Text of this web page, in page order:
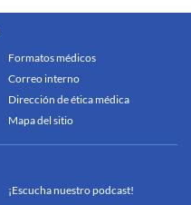
Formatos médicos
Correo interno
Dirección de ética médica
Mapa del sitio
¡Escucha nuestro podcast!